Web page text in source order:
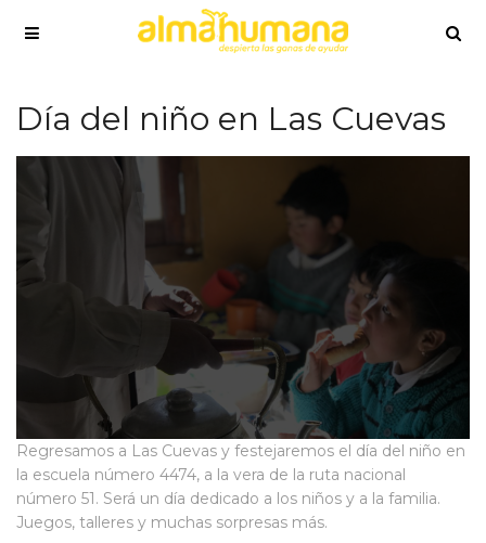
Día del niño en Las Cuevas
Regresamos a Las Cuevas y festejaremos el día del niño en
la escuela número 4474, a la vera de la ruta nacional
número 51. Será un día dedicado a los niños y a la familia.
Juegos, talleres y muchas sorpresas más.